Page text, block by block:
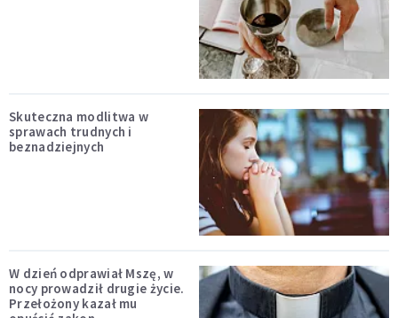
Skuteczna modlitwa w
sprawach trudnych i
beznadziejnych
W dzień odprawiał Mszę, w
nocy prowadził drugie życie.
Przełożony kazał mu